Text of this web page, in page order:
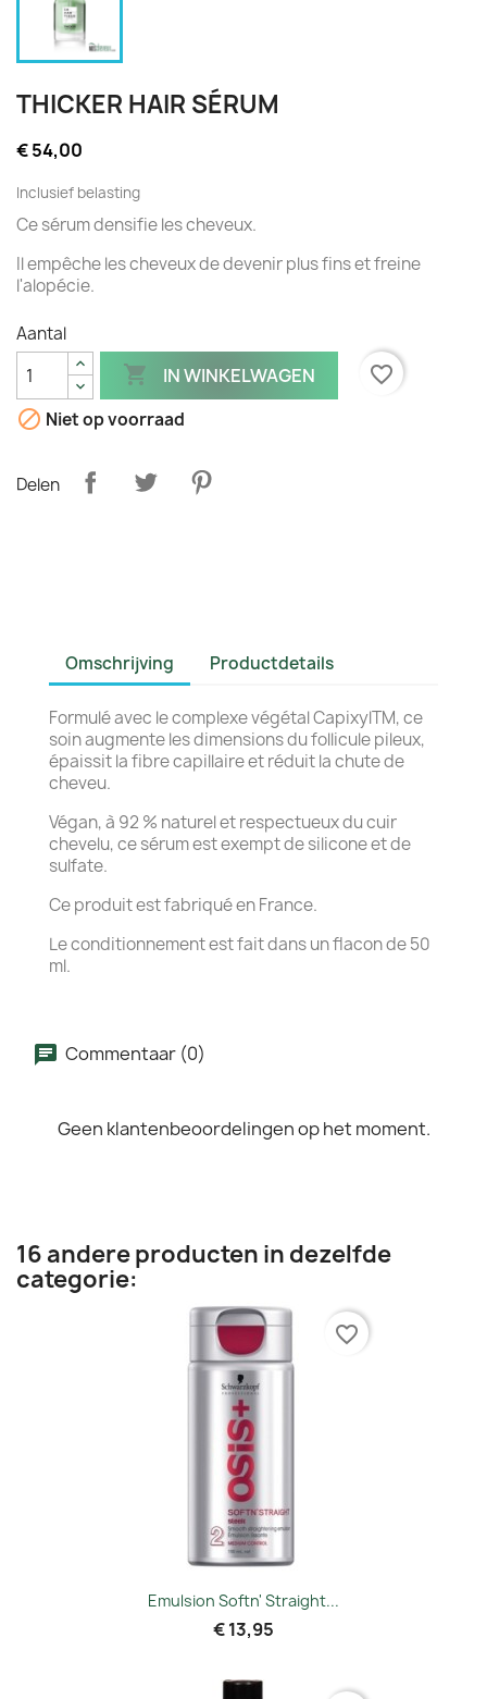
THICKER HAIR SÉRUM
€ 54,00
Inclusief belasting
Ce sérum densifie les cheveux.
Il empêche les cheveux de devenir plus fins et freine
l'alopécie.
Aantal
 IN WINKELWAGEN
favorite_border
 Niet op voorraad
Delen
Omschrijving Productdetails
Formulé avec le complexe végétal CapixylTM, ce
soin augmente les dimensions du follicule pileux,
épaissit la fibre capillaire et réduit la chute de
cheveu.
Végan, à 92 % naturel et respectueux du cuir
chevelu, ce sérum est exempt de silicone et de
sulfate.
Ce produit est fabriqué en France.
Le conditionnement est fait dans un flacon de 50
ml.
Commentaar (0)
Geen klantenbeoordelingen op het moment.
16 andere producten in dezelfde
categorie:
Emulsion Softn' Straight...
€ 13,95
favorite_border